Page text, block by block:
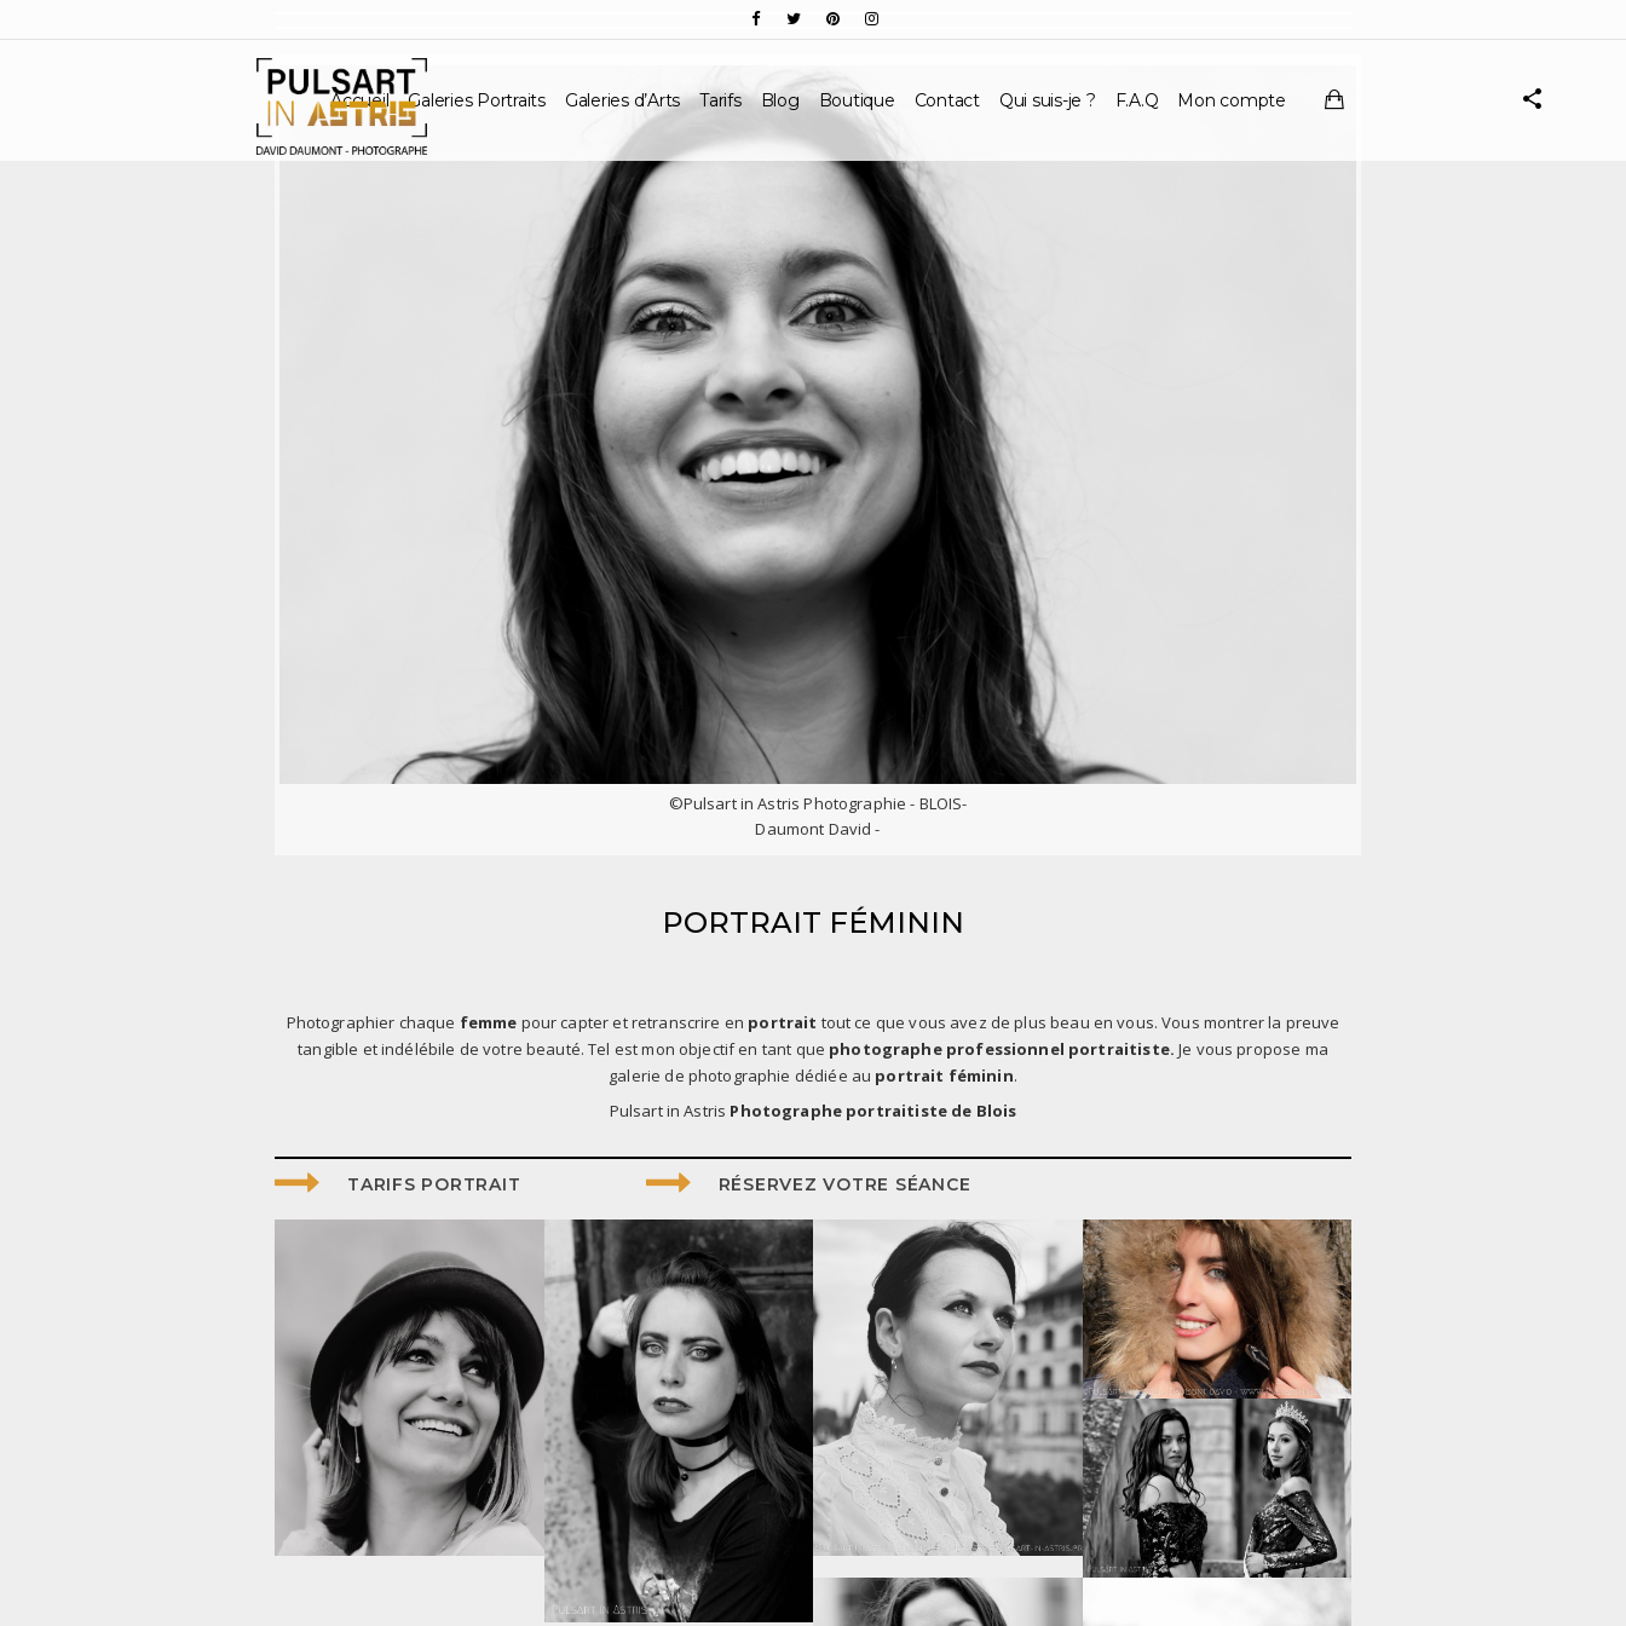
Accueil Galeries Portraits Galeries d’Arts Tarifs Blog Boutique Contact Qui suis-je ? F.A.Q Mon compte
©Pulsart in Astris Photographie - BLOIS-
Daumont David -
PORTRAIT FÉMININ
Photographier chaque femme pour capter et retranscrire en portrait tout ce que vous avez de plus beau en vous. Vous montrer la preuve
tangible et indélébile de votre beauté. Tel est mon objectif en tant que photographe professionnel portraitiste.Je vous propose ma
galerie de photographie dédiée au portrait féminin.
Pulsart in Astris Photographe portraitiste de Blois
TARIFS PORTRAIT RÉSERVEZ VOTRE SÉANCE
1 0
0